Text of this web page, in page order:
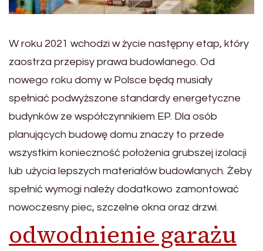
W roku 2021 wchodzi w życie następny etap, który
zaostrza przepisy prawa budowlanego. Od
nowego roku domy w Polsce będą musiały
spełniać podwyższone standardy energetyczne
budynków ze współczynnikiem EP. Dla osób
planujących budowę domu znaczy to przede
wszystkim konieczność położenia grubszej izolacji
lub użycia lepszych materiałów budowlanych. Żeby
spełnić wymogi należy dodatkowo zamontować
nowoczesny piec, szczelne okna oraz drzwi.
odwodnienie garażu